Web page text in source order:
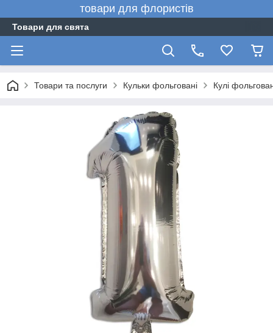
товари для флористів
Товари для свята
Товари та послуги Кульки фольговані Кулі